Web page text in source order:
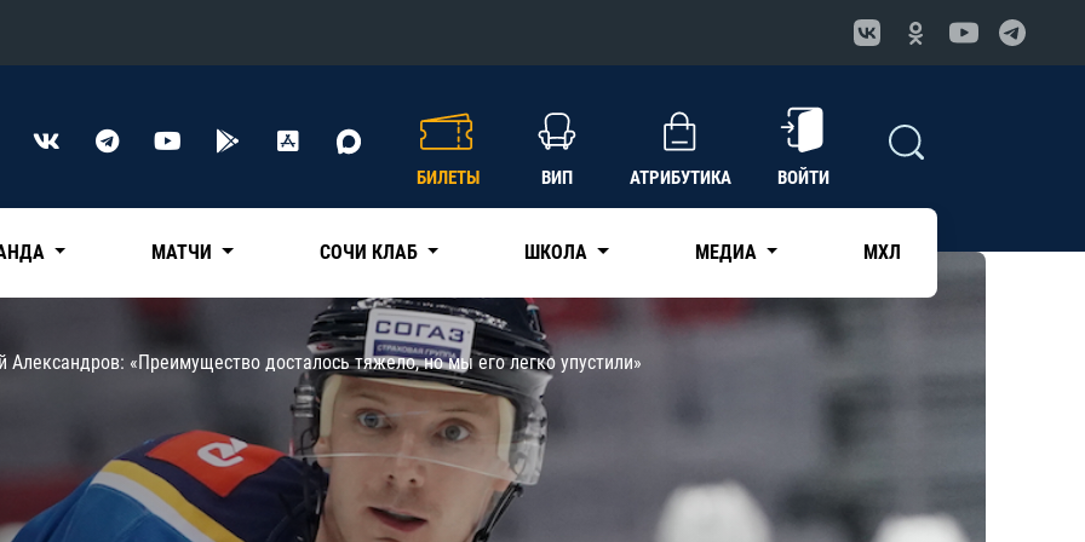
Конференция «Восток»
Трактор
Дивизион Чернышева
Авангард
Адмирал
КХЛ
БИЛЕТЫ ВИП АТРИБУТИКА ВОЙТИ
МАТЧИ СОЧИ КЛАБ ШКОЛА МЕДИА МХЛ
Александров: «Преимущество досталось тяжело, но мы его легко упустили»